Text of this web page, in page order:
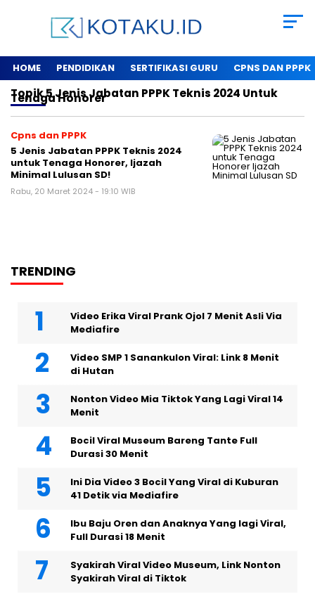
HOME PENDIDIKAN SERTIFIKASI GURU CPNS DAN PPPK
Topik5 Jenis Jabatan PPPK Teknis 2024 Untuk
Tenaga Honorer
Cpns dan PPPK
5 Jenis Jabatan PPPK Teknis 2024
untuk Tenaga Honorer, Ijazah
Minimal Lulusan SD!
Rabu, 20 Maret 2024 - 19:10 WIB
TRENDING
Video Erika Viral Prank Ojol 7 Menit Asli Via
Mediafire
Video SMP 1 Sanankulon Viral: Link 8 Menit
di Hutan
Nonton Video Mia Tiktok Yang Lagi Viral 14
Menit
Bocil Viral Museum Bareng Tante Full
Durasi 30 Menit
Ini Dia Video 3 Bocil Yang Viral di Kuburan
41 Detik via Mediafire
Ibu Baju Oren dan Anaknya Yang lagi Viral,
Full Durasi 18 Menit
Syakirah Viral Video Museum, Link Nonton
Syakirah Viral di Tiktok